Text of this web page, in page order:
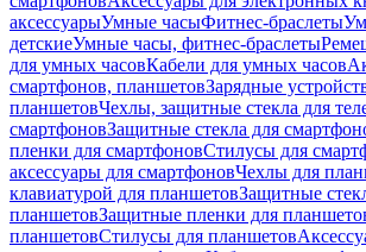
аксессуарыУмные часыФитнес-браслеты
детскиеУмные часы, фитнес-браслеты
для умных часовКабели для умных часов
смартфонов, планшетовЗарядные
планшетовЧехлы, защитные стекла для
смартфоновЗащитные стекла для
пленки для смартфоновСтилусы для
аксессуары для смартфоновЧехлы для
клавиатурой для планшетовЗащитные
планшетовЗащитные пленки для
планшетовСтилусы для планшетов